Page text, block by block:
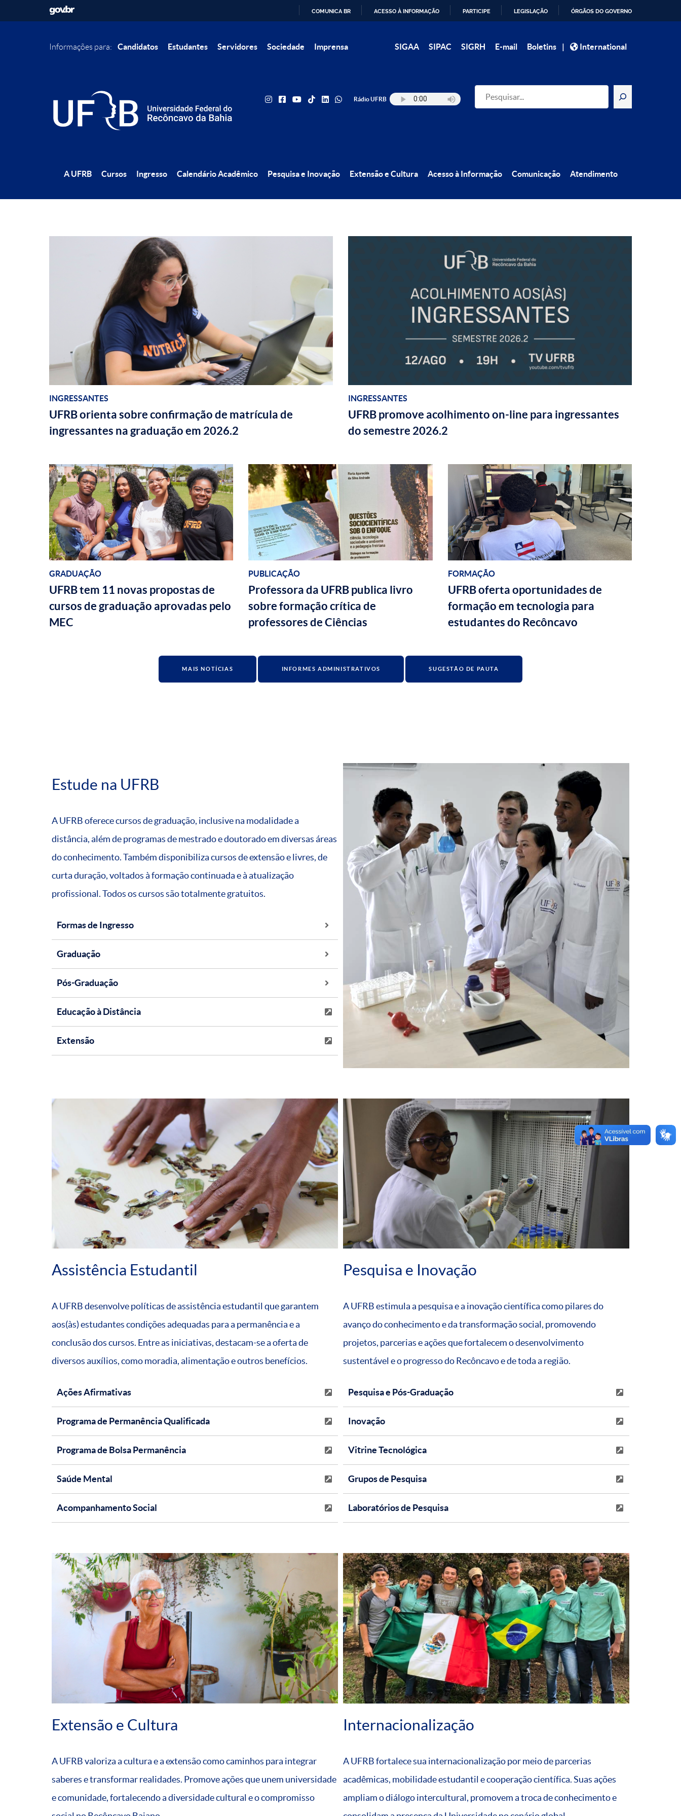
PARA
COMUNICA BR ACESSO À INFORMAÇÃO PARTICIPE LEGISLAÇÃO ÓRGÃOS DO GOVERNO
Informações para: Candidatos Estudantes Servidores Sociedade Imprensa SIGAA SIPAC SIGRH E-mail Boletins | International
Rádio UFRB
Pesquisar
A UFRB Cursos Ingresso Calendário Acadêmico Pesquisa e Inovação Extensão e Cultura Acesso à Informação Comunicação Atendimento
INGRESSANTES
UFRB orienta sobre confirmação de matrícula de
ingressantes na graduação em 2026.2
INGRESSANTES
UFRB promove acolhimento on-line para ingressantes
do semestre 2026.2
GRADUAÇÃO
UFRB tem 11 novas propostas de
cursos de graduação aprovadas pelo
MEC
PUBLICAÇÃO
Professora da UFRB publica livro
sobre formação crítica de
professores de Ciências
FORMAÇÃO
UFRB oferta oportunidades de
formação em tecnologia para
estudantes do Recôncavo
MAIS NOTÍCIAS INFORMES ADMINISTRATIVOS SUGESTÃO DE PAUTA
Estude na UFRB
A UFRB oferece cursos de graduação, inclusive na modalidade a
distância, além de programas de mestrado e doutorado em diversas áreas
do conhecimento. Também disponibiliza cursos de extensão e livres, de
curta duração, voltados à formação continuada e à atualização
profissional. Todos os cursos são totalmente gratuitos.
Formas de Ingresso
Graduação
Pós-Graduação
Educação à Distância
Extensão
Assistência Estudantil
A UFRB desenvolve políticas de assistência estudantil que garantem
aos(às) estudantes condições adequadas para a permanência e a
conclusão dos cursos. Entre as iniciativas, destacam-se a oferta de
diversos auxílios, como moradia, alimentação e outros benefícios.
Ações Afirmativas
Programa de Permanência Qualificada
Programa de Bolsa Permanência
Saúde Mental
Acompanhamento Social
Pesquisa e Inovação
A UFRB estimula a pesquisa e a inovação científica como pilares do
avanço do conhecimento e da transformação social, promovendo
projetos, parcerias e ações que fortalecem o desenvolvimento
sustentável e o progresso do Recôncavo e de toda a região.
Pesquisa e Pós-Graduação
Inovação
Vitrine Tecnológica
Grupos de Pesquisa
Laboratórios de Pesquisa
Extensão e Cultura
A UFRB valoriza a cultura e a extensão como caminhos para integrar
saberes e transformar realidades. Promove ações que unem universidade
e comunidade, fortalecendo a diversidade cultural e o compromisso
Internacionalização
A UFRB fortalece sua internacionalização por meio de parcerias
acadêmicas, mobilidade estudantil e cooperação científica. Suas ações
ampliam o diálogo intercultural, promovem a troca de conhecimento e